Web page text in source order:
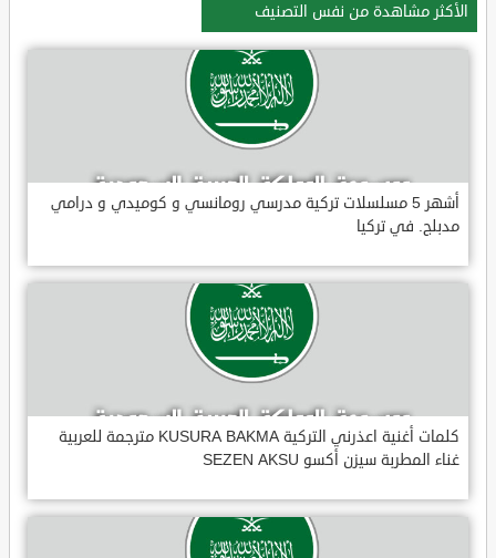
الأكثر مشاهدة من نفس التصنيف
أشهر 5 مسلسلات تركية مدرسي رومانسي و كوميدي و درامي
مدبلج. في تركيا
كلمات أغنية اعذرني التركية KUSURA BAKMA مترجمة للعربية
غناء المطربة سيزن أكسو SEZEN AKSU